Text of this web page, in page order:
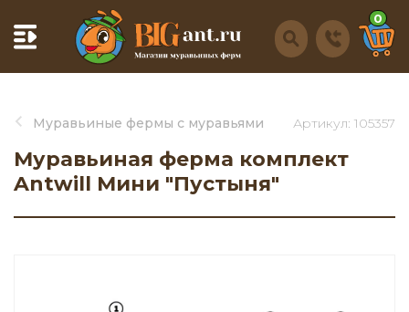
0
Муравьиные фермы с муравьями
Муравьиная ферма комплект
Antwill Мини "Пустыня"
Артикул: 105357